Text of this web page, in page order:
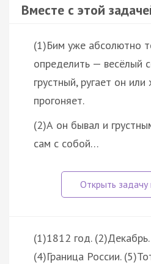
Вместе с этой
(1)Бим уже абсолютно
определить — весёлый
грустный, ругает он или
прогоняет.
(2)А он бывал и
сам с собой…
(1)1812 год.
(4)Граница России.